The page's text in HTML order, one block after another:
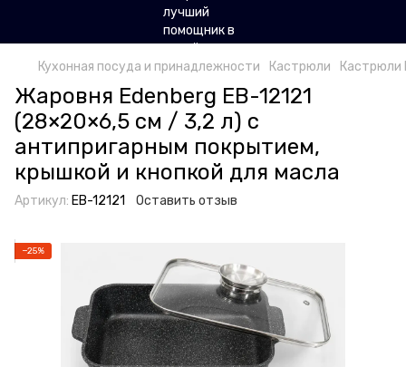
Кухонная посуда и принадлежности Кастрюли Кастрюли
Жаровня Edenberg EB-12121
(28×20×6,5 см / 3,2 л) с
антипригарным покрытием,
крышкой и кнопкой для масла
Артикул: EB-12121 Оставить отзыв
−25%